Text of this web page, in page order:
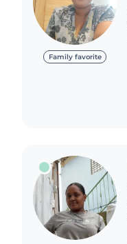
Family favorite